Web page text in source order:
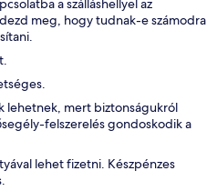
a szálláshellyel az
meg, hogy tudnak-e számodra
lehetnek, mert biztonságukról
felszerelés gondoskodik a
lehet fizetni. Készpénzes